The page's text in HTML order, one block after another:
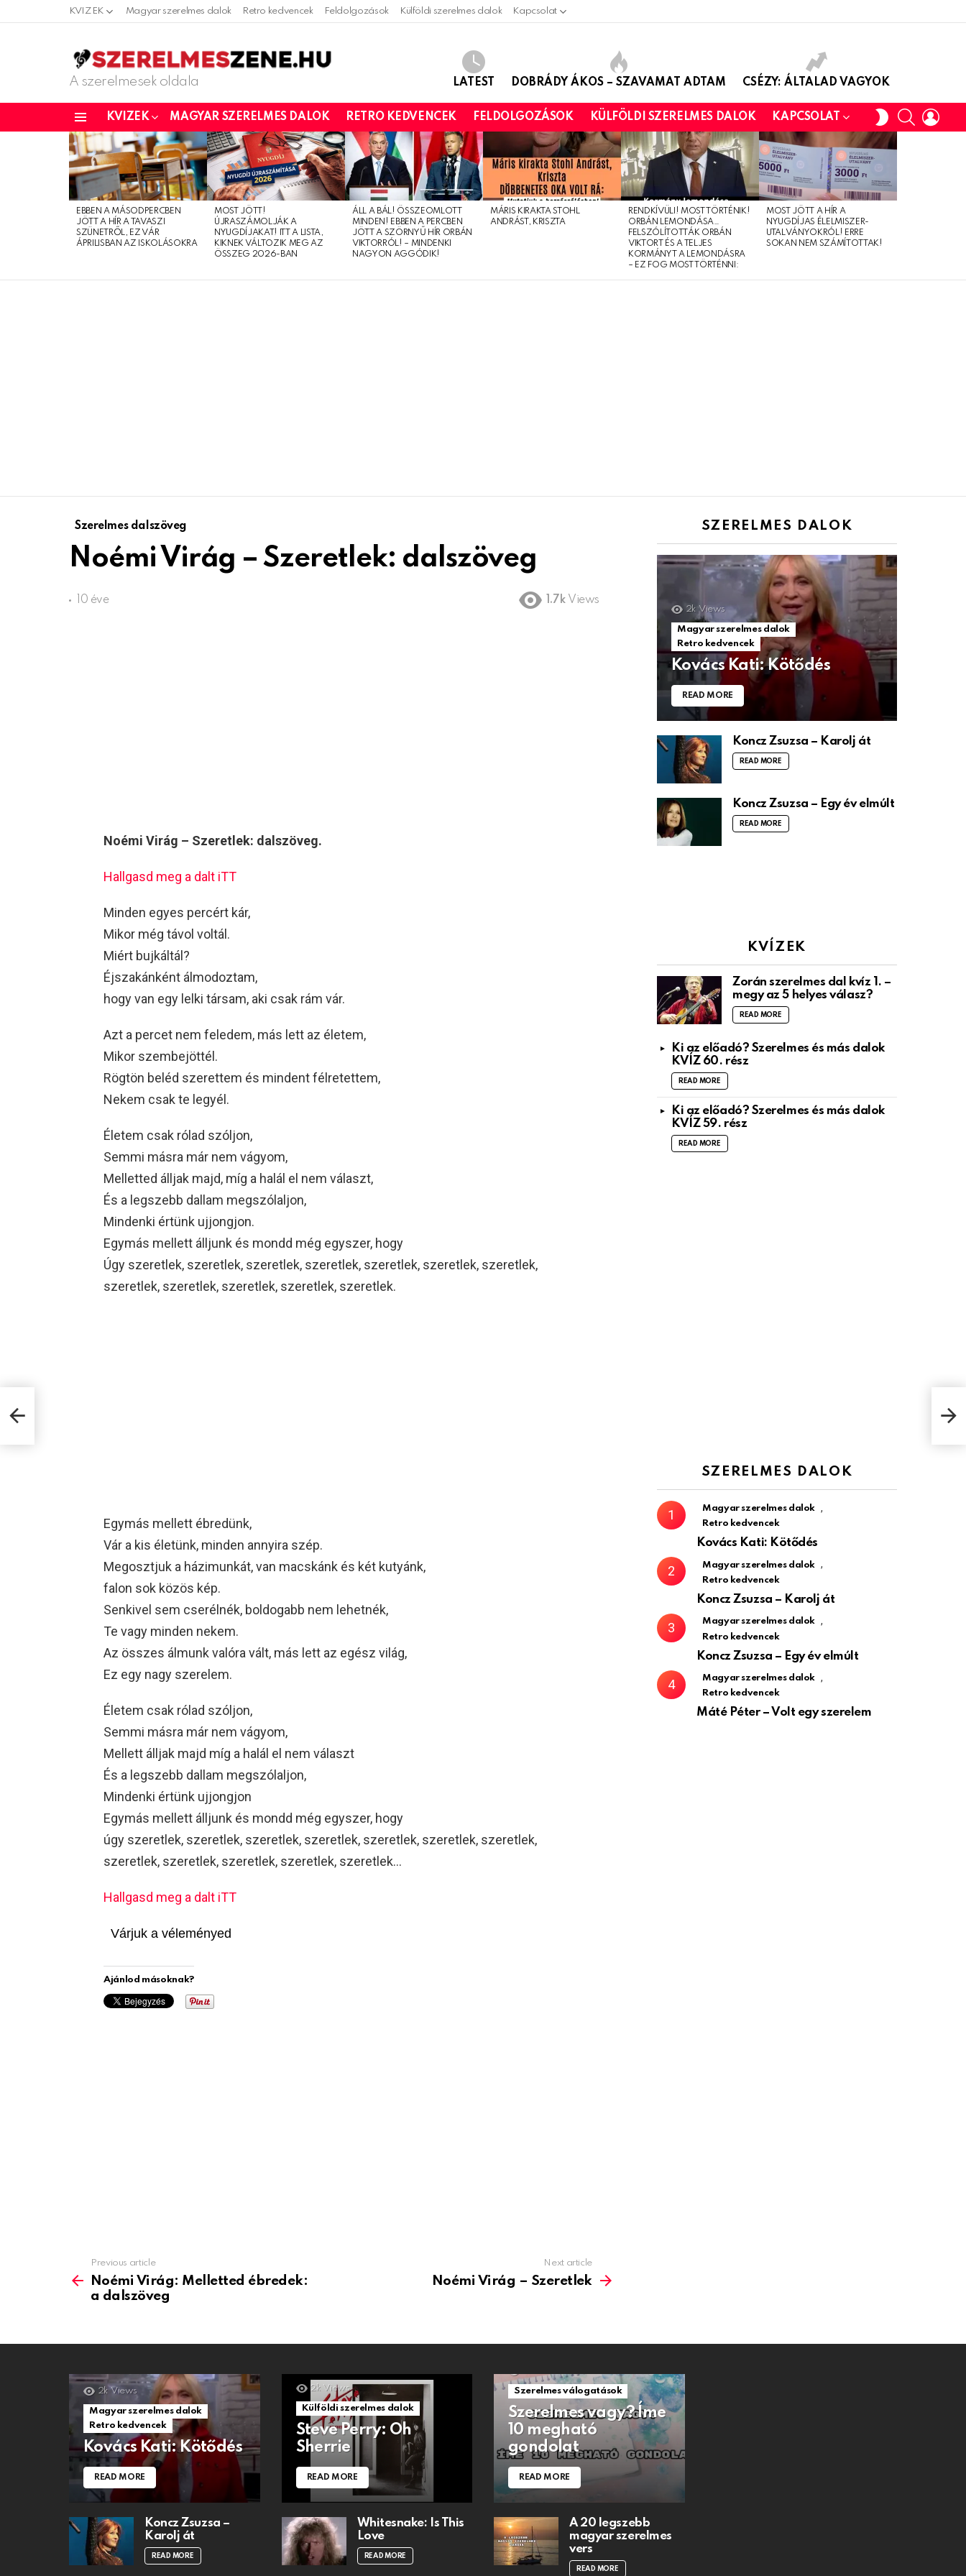
KVIZEK Magyar szerelmes dalok Retro kedvencek Feldolgozások Külföldi szerelmes dalok Kapcsolat
A szerelmesek oldala LATEST DOBRÁDY ÁKOS – SZAVAMAT ADTAM CSÉZY: ÁLTALAD VAGYOK
KVIZEK MAGYAR SZERELMES DALOK RETRO KEDVENCEK FELDOLGOZÁSOK KÜLFÖLDI SZERELMES DALOK KAPCSOLAT
SWITCH
SKIN
SEARCH
LATEST
STORIES
EBBEN A MÁSODPERCBEN
JÖTT A HÍR A TAVASZI
SZÜNETRŐL, EZ VÁR
ÁPRILISBAN AZ ISKOLÁSOKRA
MOST JÖTT!
ÚJRASZÁMOLJÁK A
NYUGDÍJAKAT! ITT A LISTA,
KIKNEK VÁLTOZIK MEG AZ
ÖSSZEG 2026-BAN
ÁLL A BÁL! ÖSSZEOMLOTT
MINDEN! EBBEN A PERCBEN
JÖTT A SZÖRNYŰ HÍR ORBÁN
VIKTORRÓL! – MINDENKI
NAGYON AGGÓDIK!
MÁRIS KIRAKTA STOHL
ANDRÁST, KRISZTA
RENDKÍVÜLI! MOST TÖRTÉNIK!
ORBÁN LEMONDÁSA…
FELSZÓLÍTOTTÁK ORBÁN
VIKTORT ÉS A TELJES
KORMÁNYT A LEMONDÁSRA
– EZ FOG MOST TÖRTÉNNI:
MOST JÖTT A HÍR A
NYUGDÍJAS ÉLELMISZER-
UTALVÁNYOKRÓL! ERRE
SOKAN NEM SZÁMÍTOTTAK!
Szerelmes dalszöveg
Noémi Virág – Szeretlek: dalszöveg
10 éve 1.7k Views
Noémi Virág – Szeretlek: dalszöveg.
Hallgasd meg a dalt iTT
Minden egyes percért kár,
Mikor még távol voltál.
Miért bujkáltál?
Éjszakánként álmodoztam,
hogy van egy lelki társam, aki csak rám vár.
Azt a percet nem feledem, más lett az életem,
Mikor szembejöttél.
Rögtön beléd szerettem és mindent félretettem,
Nekem csak te legyél.
Életem csak rólad szóljon,
Semmi másra már nem vágyom,
Melletted álljak majd, míg a halál el nem választ,
És a legszebb dallam megszólaljon,
Mindenki értünk ujjongjon.
Egymás mellett álljunk és mondd még egyszer, hogy
Úgy szeretlek, szeretlek, szeretlek, szeretlek, szeretlek, szeretlek, szeretlek,
szeretlek, szeretlek, szeretlek, szeretlek, szeretlek.
Egymás mellett ébredünk,
Vár a kis életünk, minden annyira szép.
Megosztjuk a házimunkát, van macskánk és két kutyánk,
falon sok közös kép.
Senkivel sem cserélnék, boldogabb nem lehetnék,
Te vagy minden nekem.
Az összes álmunk valóra vált, más lett az egész világ,
Ez egy nagy szerelem.
Életem csak rólad szóljon,
Semmi másra már nem vágyom,
Mellett álljak majd míg a halál el nem választ
És a legszebb dallam megszólaljon,
Mindenki értünk ujjongjon
Egymás mellett álljunk és mondd még egyszer, hogy
úgy szeretlek, szeretlek, szeretlek, szeretlek, szeretlek, szeretlek, szeretlek,
szeretlek, szeretlek, szeretlek, szeretlek, szeretlek…
Hallgasd meg a dalt iTT
Várjuk a véleményed
Ajánlod másoknak?
more
Previous article
Noémi Virág: Melletted ébredek:
a dalszöveg
Next article
Noémi Virág – Szeretlek
SZERELMES DALOK
2k Views
Magyar szerelmes dalok
Retro kedvencek
Kovács Kati: Kötődés
READ MORE
Koncz Zsuzsa – Karolj át
READ MORE
Koncz Zsuzsa – Egy év elmúlt
READ MORE
KVÍZEK
Zorán szerelmes dal kvíz 1. –
megy az 5 helyes válasz?
READ MORE
Ki az előadó? Szerelmes és más dalok
KVÍZ 60. rész
READ MORE
Ki az előadó? Szerelmes és más dalok
KVÍZ 59. rész
READ MORE
SZERELMES DALOK
Magyar szerelmes dalok ,
Retro kedvencek
Kovács Kati: Kötődés
Magyar szerelmes dalok ,
Retro kedvencek
Koncz Zsuzsa – Karolj át
Magyar szerelmes dalok ,
Retro kedvencek
Koncz Zsuzsa – Egy év elmúlt
Magyar szerelmes dalok ,
Retro kedvencek
Máté Péter – Volt egy szerelem
2k Views
Magyar szerelmes dalok
Retro kedvencek
Kovács Kati: Kötődés
READ MORE
Koncz Zsuzsa –
Karolj át
READ MORE
2k Views
Külföldi szerelmes dalok
Steve Perry: Oh
Sherrie
READ MORE
Whitesnake: Is This
Love
READ MORE
Szerelmes válogatások
Szerelmes vagy? Íme
10 megható
gondolat
READ MORE
A 20 legszebb
magyar szerelmes
vers
READ MORE